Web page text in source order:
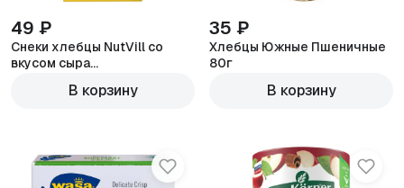
49 ₽
Снеки хлебцы NutVill со
вкусом сыра
пребиотиком без сахара без
В корзину
35 ₽
Хлебцы Южные Пшеничные
80г
В корзину